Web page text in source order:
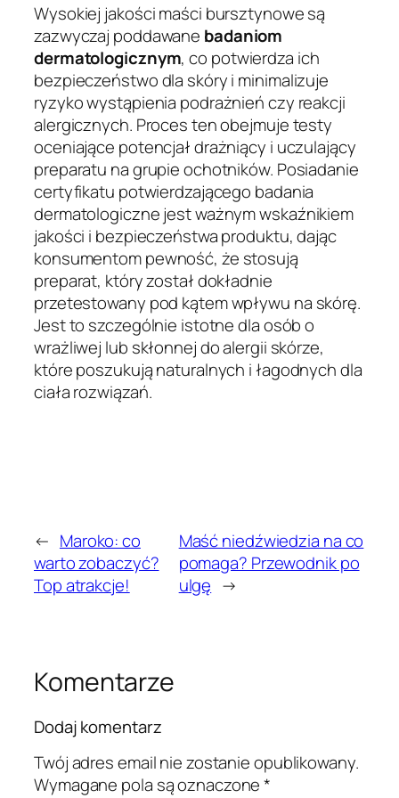
Wysokiej jakości maści bursztynowe są
zazwyczaj poddawane badaniom
dermatologicznym, co potwierdza ich
bezpieczeństwo dla skóry i minimalizuje
ryzyko wystąpienia podrażnień czy reakcji
alergicznych. Proces ten obejmuje testy
oceniające potencjał drażniący i uczulający
preparatu na grupie ochotników. Posiadanie
certyfikatu potwierdzającego badania
dermatologiczne jest ważnym wskaźnikiem
jakości i bezpieczeństwa produktu, dając
konsumentom pewność, że stosują
preparat, który został dokładnie
przetestowany pod kątem wpływu na skórę.
Jest to szczególnie istotne dla osób o
wrażliwej lub skłonnej do alergii skórze,
które poszukują naturalnych i łagodnych dla
ciała rozwiązań.
← Maroko: co
warto zobaczyć?
Top atrakcje!
Maść niedźwiedzia na co
pomaga? Przewodnik po
ulgę →
Komentarze
Dodaj komentarz
Twój adres email nie zostanie opublikowany.
Wymagane pola są oznaczone*